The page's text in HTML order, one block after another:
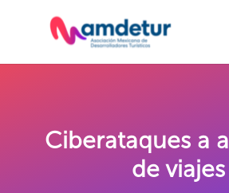
Ciberataques a
de viajes